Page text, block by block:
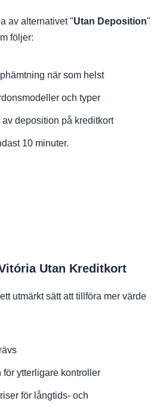
av alternativet "Utan Deposition"
följer:
när som helst
och typer
av deposition på kreditkort
10 minuter.
Utan Kreditkort
utmärkt sätt att tillföra mer värde
för ytterligare kontroller
för långtids- och